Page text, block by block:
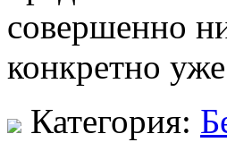
совершенно
конкретно
Категория: